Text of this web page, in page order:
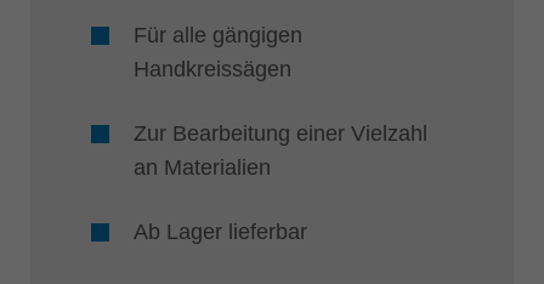
Für alle gängigen
Handkreissägen
Zur Bearbeitung einer Vielzahl
an Materialien
Ab Lager lieferbar